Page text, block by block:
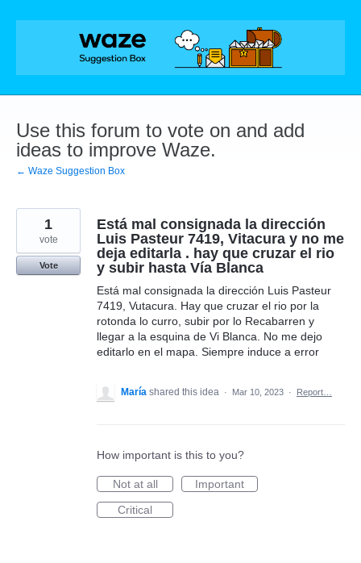
Skip
Use this forum to vote on and add
ideas to improve Waze.
← Waze Suggestion Box
Está mal consignada la dirección
Luis Pasteur 7419, Vitacura y no me
deja editarla . hay que cruzar el rio
y subir hasta Vía Blanca
Está mal consignada la dirección Luis Pasteur
7419, Vutacura. Hay que cruzar el rio por la
rotonda lo curro, subir por lo Recabarren y
llegar a la esquina de Vi Blanca. No me dejo
editarlo en el mapa. Siempre induce a error
1
vote
Vote
María shared this idea · Mar 10, 2023 · Report…
How important is this to you?
Not at all
Important
Critical